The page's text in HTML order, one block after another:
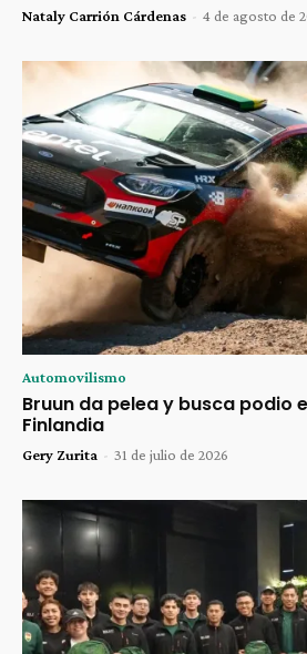
Nataly Carrión Cárdenas - 4 de agosto de
Automovilismo
Bruun da pelea y busca podio
Finlandia
Gery Zurita - 31 de julio de 2026